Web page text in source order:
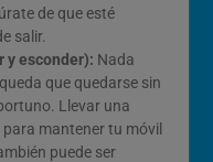
de que esté
salir.
y esconder): Nada
que quedarse sin
Llevar una
mantener tu móvil
puede ser